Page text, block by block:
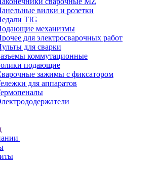
вилки и розетки
TIG
механизмы
для электросварочных работ
для сварки
коммутационные
подающие
зажимы с фиксатором
для аппаратов